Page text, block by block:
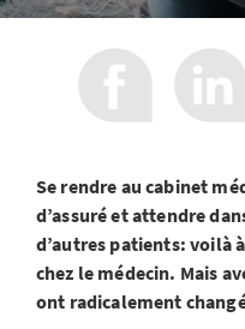
Se rendre au cabinet
d’assuré et attendre
d’autres patients: voilà
chez le médecin. Mais
ont radicalement